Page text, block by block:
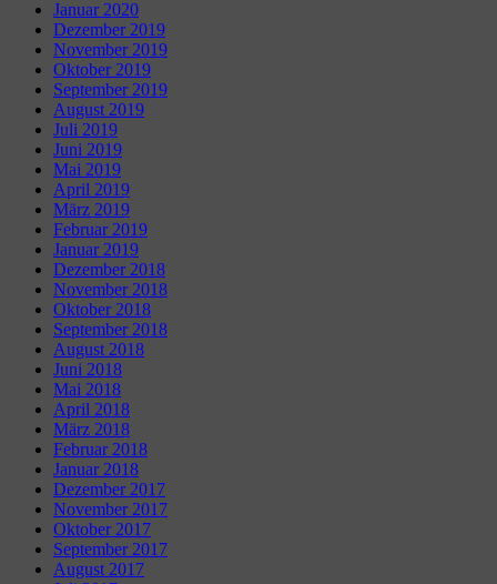
Januar 2020
Dezember 2019
November 2019
Oktober 2019
September 2019
August 2019
Juli 2019
Juni 2019
Mai 2019
April 2019
März 2019
Februar 2019
Januar 2019
Dezember 2018
November 2018
Oktober 2018
September 2018
August 2018
Juni 2018
Mai 2018
April 2018
März 2018
Februar 2018
Januar 2018
Dezember 2017
November 2017
Oktober 2017
September 2017
August 2017